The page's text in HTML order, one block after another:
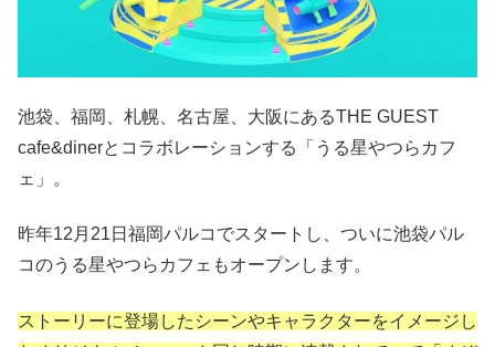
池袋、福岡、札幌、名古屋、大阪にあるTHE GUEST
cafe&dinerとコラボレーションする「うる星やつらカフ
ェ」。
昨年12月21日福岡パルコでスタートし、ついに池袋パル
コのうる星やつらカフェもオープンします。
ストーリーに登場したシーンやキャラクターをイメージし